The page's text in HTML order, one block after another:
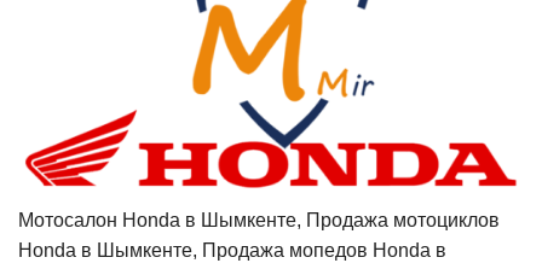
Мотосалон Honda в Шымкенте, Продажа мотоциклов
Honda в Шымкенте, Продажа мопедов Honda в